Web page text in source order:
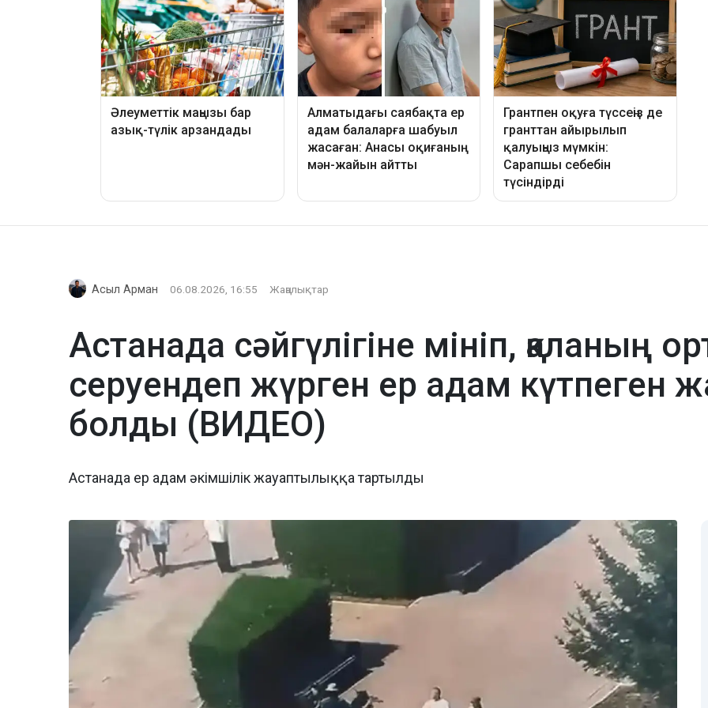
Асыл Арман 06.08.2026, 16:55 Жаңалықтар
Астанада сәйгүлігіне мініп, қаланың
серуендеп жүрген ер адам күтпеген
болды (ВИДЕО)
Астанада ер адам әкімшілік жауаптылыққа тартылды